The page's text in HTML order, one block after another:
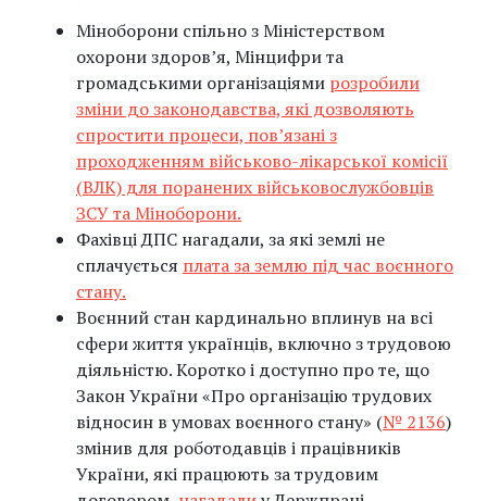
Міноборони спільно з Міністерством
охорони здоров’я, Мінцифри та
громадськими організаціями розробили
зміни до законодавства, які дозволяють
спростити процеси, пов’язані з
проходженням військово-лікарської комісії
(ВЛК) для поранених військовослужбовців
ЗСУ та Міноборони.
Фахівці ДПС нагадали, за які землі не
сплачується плата за землю під час воєнного
стану.
Воєнний стан кардинально вплинув на всі
сфери життя українців, включно з трудовою
діяльністю. Коротко і доступно про те, що
Закон України «Про організацію трудових
відносин в умовах воєнного стану» (№ 2136)
змінив для роботодавців і працівників
України, які працюють за трудовим